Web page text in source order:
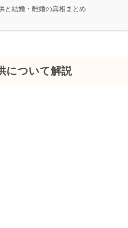
と結婚・離婚の真相まとめ
について解説